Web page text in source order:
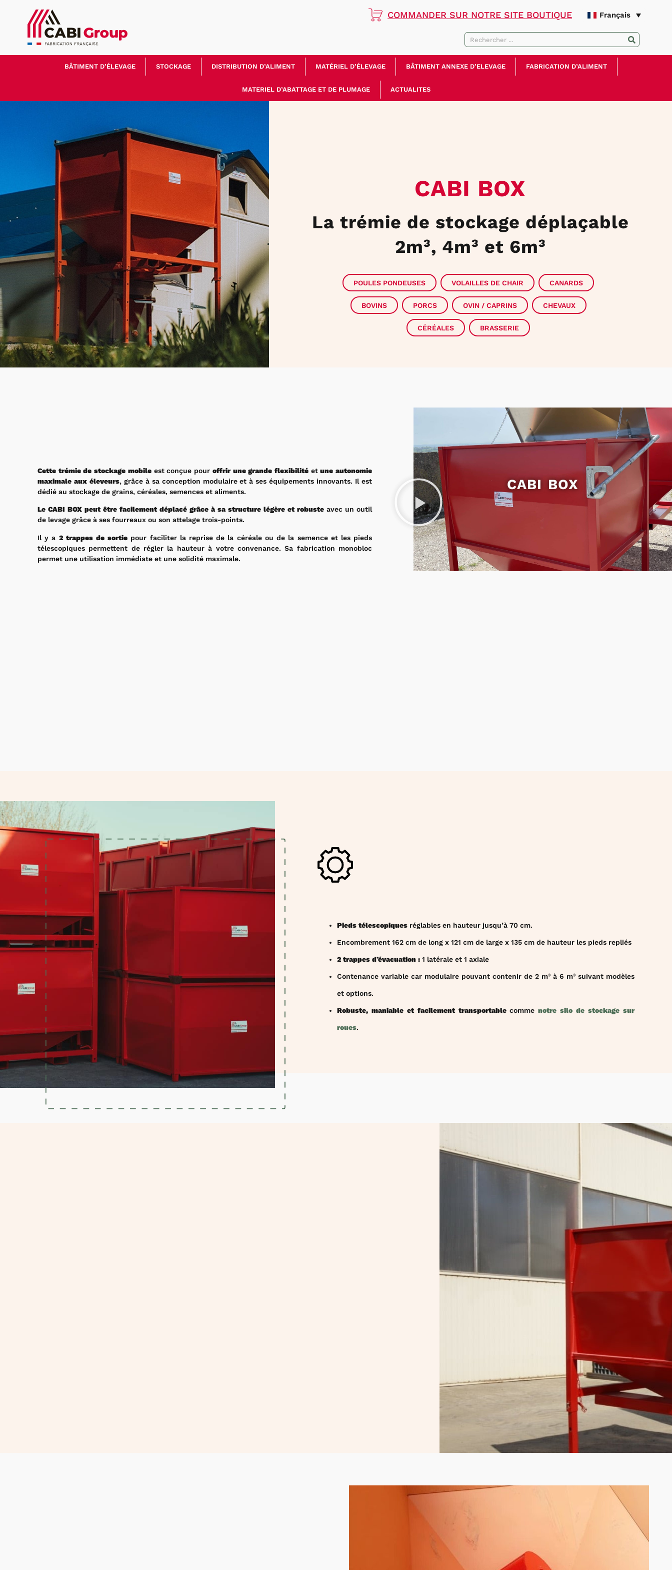
COMMANDER SUR NOTRE SITE BOUTIQUE Français
BÂTIMENT D’ÉLEVAGE STOCKAGE DISTRIBUTION D’ALIMENT MATÉRIEL D’ÉLEVAGE BÂTIMENT ANNEXE D’ELEVAGE FABRICATION D’ALIMENT
MATERIEL D’ABATTAGE ET DE PLUMAGE ACTUALITES
CABI BOX
La trémie de stockage déplaçable
2m³, 4m³ et 6m³
POULES PONDEUSES VOLAILLES DE CHAIR CANARDS
BOVINS PORCS OVIN / CAPRINS CHEVAUX
CÉRÉALES BRASSERIE
Cette trémie de stockage mobileest conçue pour offrir une grande flexibilitéetune autonomie
maximale aux éleveurs, grâce à sa conception modulaire et à ses équipements innovants. Il est
dédié au stockage de grains, céréales, semences et aliments.
Le CABI BOX peut être facilement déplacé grâce à sa structure légère et robuste avec un outil
de levage grâce à ses fourreaux ou son attelage trois-points.
Il y a 2 trappes de sortie pour faciliter la reprise de la céréale ou de la semence et les pieds
télescopiques permettent de régler la hauteur à votre convenance. Sa fabrication monobloc
permet une utilisation immédiate et une solidité maximale.
CABI BOX
Pieds télescopiquesréglables en hauteur jusqu’à 70 cm.
Encombrement 162 cm de long x 121 cm de large x 135 cm de hauteur les pieds repliés
2 trappes d’évacuation : 1 latérale et 1 axiale
Contenance variable car modulaire pouvant contenir de 2 m³ à 6 m³ suivant modèles
et options.
Robuste, maniable et facilement transportablecommenotre silo de stockage sur
roues.